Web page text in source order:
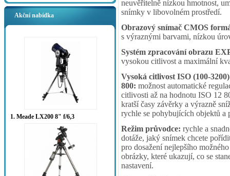
Akční nabídka
1. Meade LX200 8" f/6,3
neuvěřitelně nízkou hmotnost,
snímky v libovolném prostředí.
Obrazový snímač CMOS
s výraznými barvami, nízkou
Systém zpracování obrazu
vysokou citlivost a maximální
Vysoká citlivost ISO (100-
800: možnost automatické
citlivosti až na hodnotu ISO 12
kratší časy závěrky a výrazně
rychle se pohybujících objektů
Režim průvodce: rychle a
dotáže, jaký snímek chcete
pro dosažení nejlepšího
obrázky, které ukazují, co se
nastavení.